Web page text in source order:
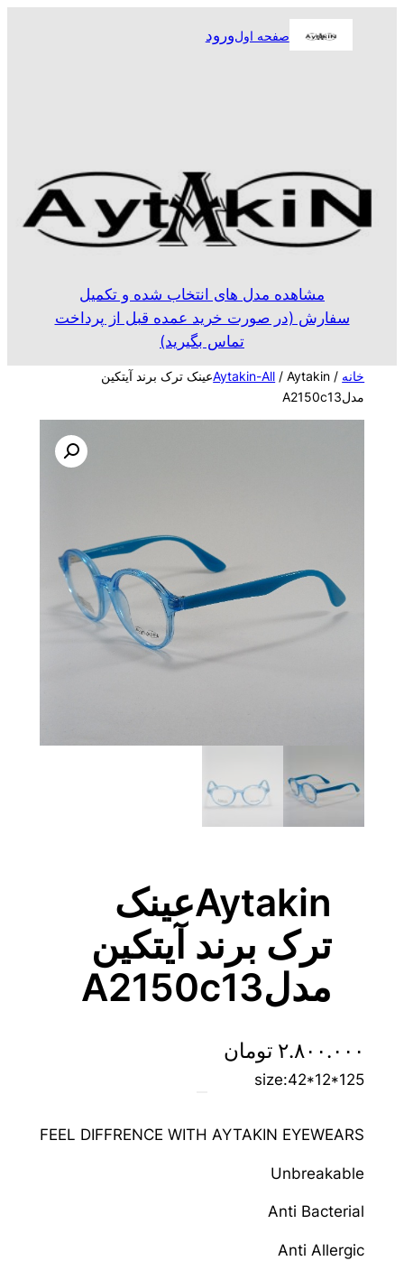
صفحه اولورود
مشاهده مدل های انتخاب شده و تکمیل
سفارش (در صورت خرید عمده قبل از پرداخت
تماس بگیرید)
خانه /
Aytakin-All/ Aytakinعینک ترک برند آیتکین
مدلA2150c13
Aytakinعینک
ترک برند آیتکین
مدلA2150c13
۲.۸۰۰.۰۰۰ تومان
size:42*12*125
FEEL DIFFRENCE WITH AYTAKIN EYEWEARS
Unbreakable
Anti Bacterial
Anti Allergic